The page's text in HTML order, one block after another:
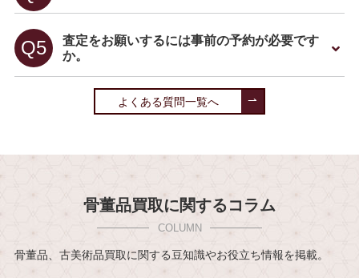
査定をお願いするには事前の予約が必要です
か。
よくある質問一覧へ
骨董品買取に関するコラム
骨董品、古美術品買取に関する豆知識やお役立ち情報を掲載。